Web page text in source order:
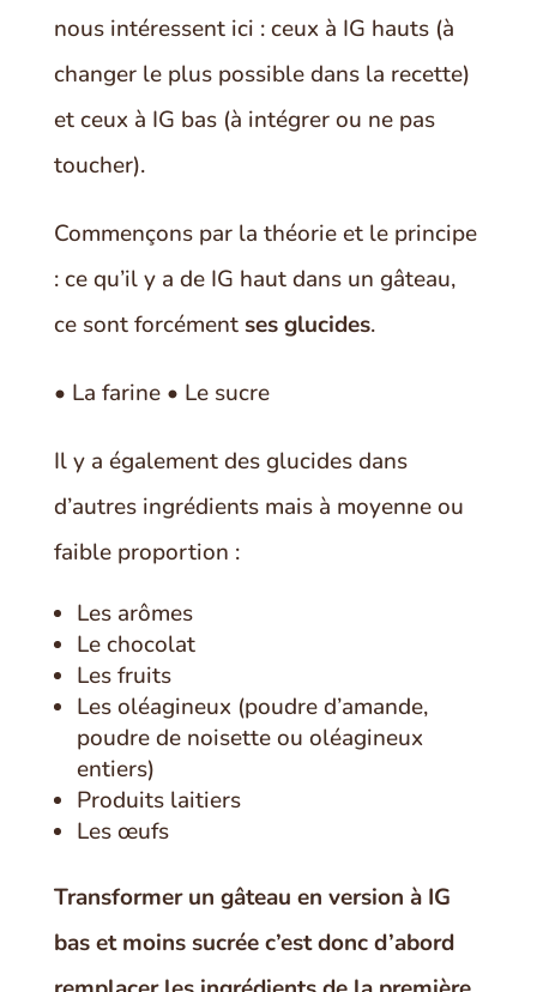
nous intéressent ici : ceux à IG hauts (à
changer le plus possible dans la recette)
et ceux à IG bas (à intégrer ou ne pas
toucher).
Commençons par la théorie et le principe
: ce qu’il y a de IG haut dans un gâteau,
ce sont forcémentses glucides.
• La farine • Le sucre
Il y a également des glucides dans
d’autres ingrédients mais à moyenne ou
faible proportion :
Les arômes
Le chocolat
Les fruits
Les oléagineux (poudre d’amande,
poudre de noisette ou oléagineux
entiers)
Produits laitiers
Les œufs
Transformer un gâteau en version à IG
bas et moins sucrée c’est donc d’abord